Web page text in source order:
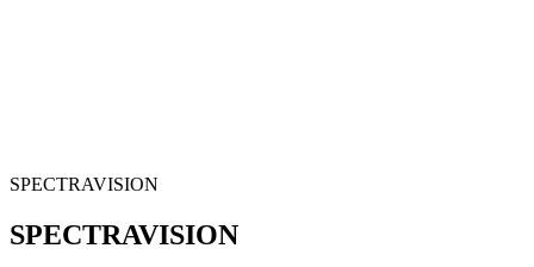
SPECTRAVISION
SPECTRAVISION